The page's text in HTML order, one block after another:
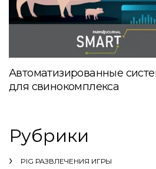
Автоматизированные
для свинокомплекса
Рубрики
PIG РАЗВЛЕЧЕНИЯ ИГРЫ